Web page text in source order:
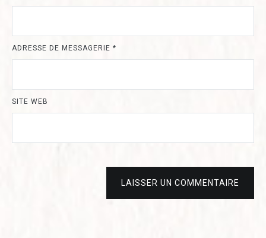
ADRESSE DE MESSAGERIE *
SITE WEB
LAISSER UN COMMENTAIRE